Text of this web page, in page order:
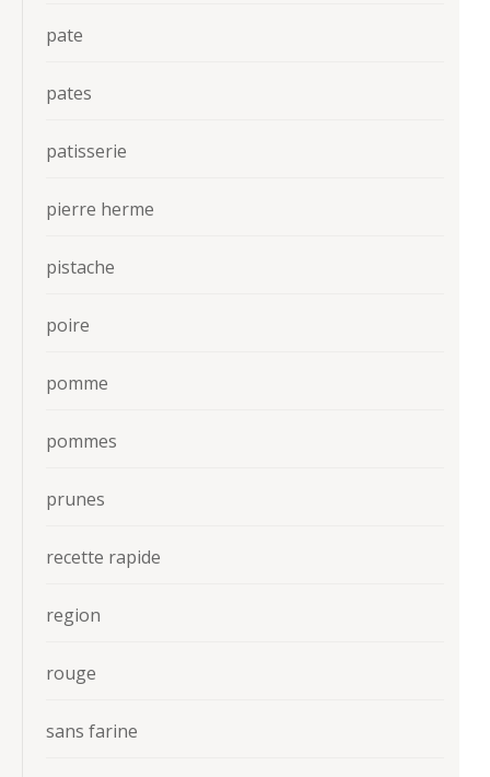
pate
pates
patisserie
pierre herme
pistache
poire
pomme
pommes
prunes
recette rapide
region
rouge
sans farine